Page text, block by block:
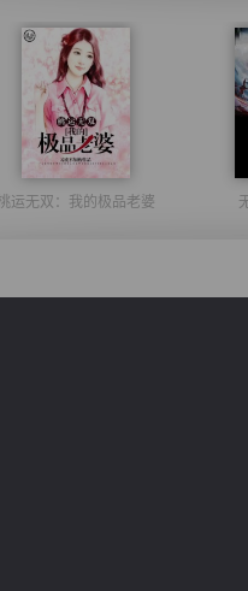
运无双：我的极品老婆